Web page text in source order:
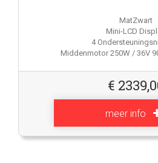
MatZwart
Mini-LCD
4
Middenmotor 250W / 36V
€
meer info